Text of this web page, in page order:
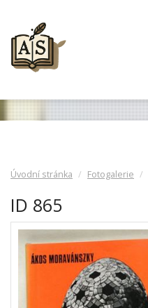
Úvodní stránka Fotogalerie
ID 865